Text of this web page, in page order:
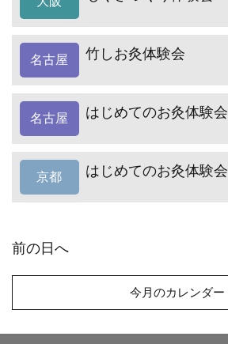
名古屋 竹しお灸体験会
名古屋 はじめてのお灸体験会
京都 はじめてのお灸体験会
前の日へ
今月のカレンダー